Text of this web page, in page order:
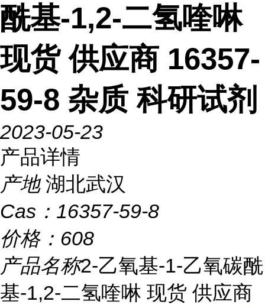
酰基-1,2-二氢喹啉
现货 供应商 16357-
59-8 杂质 科研试剂
2023-05-23
产品详情
产地 湖北武汉
Cas： 16357-59-8
价格： 608
产品名称2-乙氧基-1-乙氧碳酰
基-1,2-二氢喹啉 现货 供应商